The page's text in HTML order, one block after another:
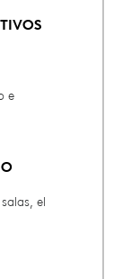
e
el